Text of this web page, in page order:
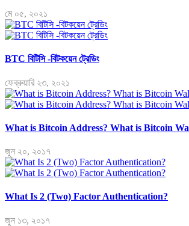
মে ০৫, ২০২১
BTC বিটিসি -বিটকয়েন ট্রেডিং
ফেব্রুয়ারি ২৩, ২০২১
What is Bitcoin Address? What is Bitcoin
জুন ২০, ২০১৭
What Is 2 (Two) Factor Authentication?
জুন ১৩, ২০১৭